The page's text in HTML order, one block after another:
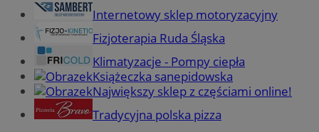
Internetowy sklep motoryzacyjny
Fizjoterapia Ruda Śląska
Klimatyzacje - Pompy ciepła
Książeczka sanepidowska
Największy sklep z częściami online!
Tradycyjna polska pizza